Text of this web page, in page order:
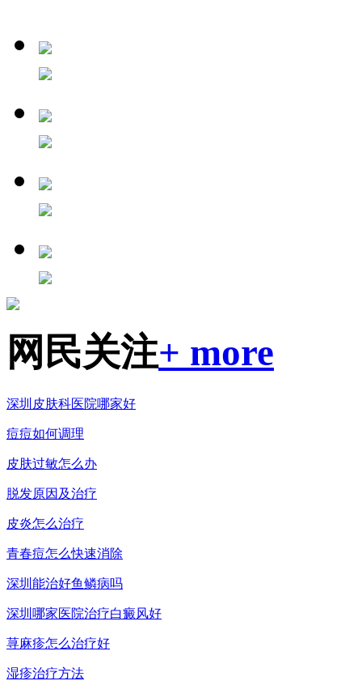
网民关注+ more
深圳皮肤科医院哪家好
痘痘如何调理
皮肤过敏怎么办
脱发原因及治疗
皮炎怎么治疗
青春痘怎么快速消除
深圳能治好鱼鳞病吗
深圳哪家医院治疗白癜风好
荨麻疹怎么治疗好
湿疹治疗方法